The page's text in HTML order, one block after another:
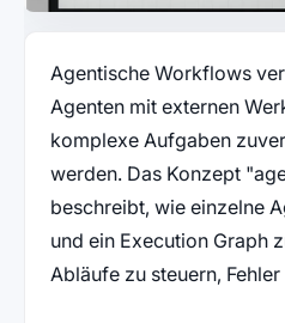
Agentische Workflows
Agenten mit externen
komplexe Aufgaben
werden. Das Konzept
beschreibt, wie einzelne
und ein Execution Graph
Abläufe zu steuern,